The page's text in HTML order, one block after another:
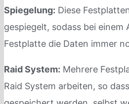
Spiegelung: Diese
gespiegelt, sodass bei einem
Festplatte die Daten immer
Raid System: Mehrere
Raid System arbeiten, so